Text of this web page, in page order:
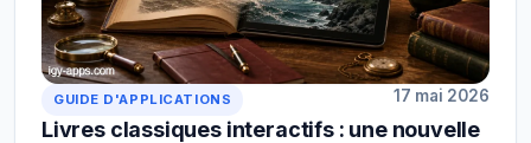
GUIDE D'APPLICATIONS 17 mai 2026
Livres classiques interactifs : une nouvelle